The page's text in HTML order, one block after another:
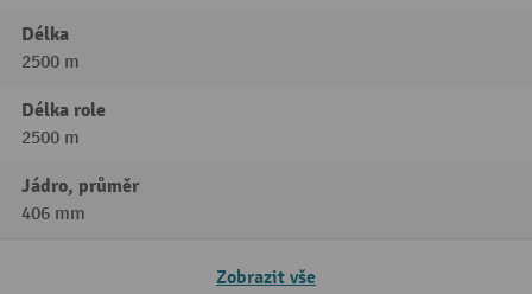
Délka
2500 m
Délka role
2500 m
Jádro, průměr
406 mm
Zobrazit vše